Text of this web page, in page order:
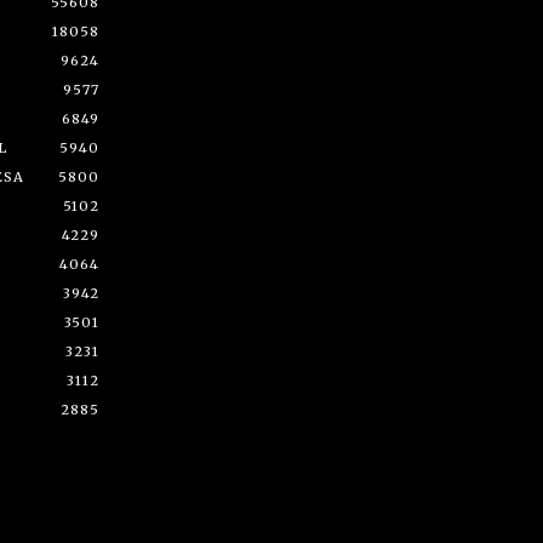
18058
9624
9577
6849
5940
5800
5102
4229
4064
3942
3501
3231
3112
2885